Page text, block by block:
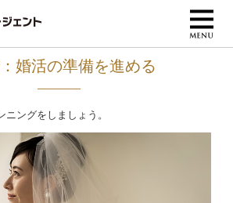
婚活の準備を進める
ニングをしましょう。